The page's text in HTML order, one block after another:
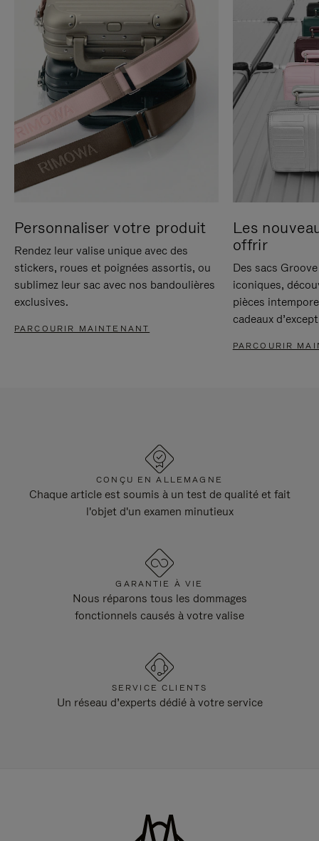
Personnaliser votre produit
Rendez leur valise unique avec des
stickers, roues et poignées assortis, ou
sublimez leur sac avec nos bandoulières
exclusives.
PARCOURIR MAINTENANT
Les
offrir
Des sacs
iconiques,
pièces
cadeaux
PARCOURIR
CONÇU EN ALLEMAGNE
Chaque article est soumis à un test de qualité et fait
l'objet d'un examen minutieux
GARANTIE À VIE
Nous réparons tous les dommages
fonctionnels causés à votre valise
SERVICE CLIENTS
Un réseau d’experts dédié à votre service